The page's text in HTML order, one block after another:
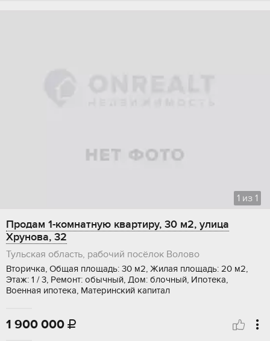
1 из 1
Продам 1-комнатную квартиру, 30 м2, улица
Хрунова, 32
Тульская область, рабочий посёлок Волово
Вторичка, Общая площадь: 30 м2, Жилая площадь: 20 м2,
Этаж: 1 / 3, Ремонт: обычный, Дом: блочный, Ипотека,
Военная ипотека, Материнский капитал
1 900 000 